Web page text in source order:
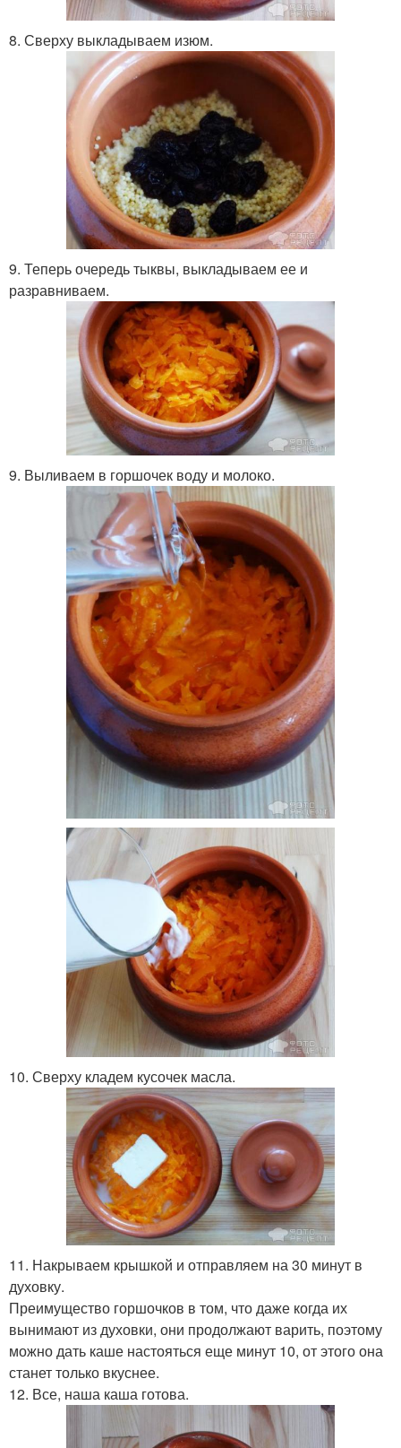
8. Сверху выкладываем изюм.
9. Теперь очередь тыквы, выкладываем ее и
разравниваем.
9. Выливаем в горшочек воду и молоко.
10. Сверху кладем кусочек масла.
11. Накрываем крышкой и отправляем на 30 минут в
духовку.
Преимущество горшочков в том, что даже когда их
вынимают из духовки, они продолжают варить, поэтому
можно дать каше настояться еще минут 10, от этого она
станет только вкуснее.
12. Все, наша каша готова.